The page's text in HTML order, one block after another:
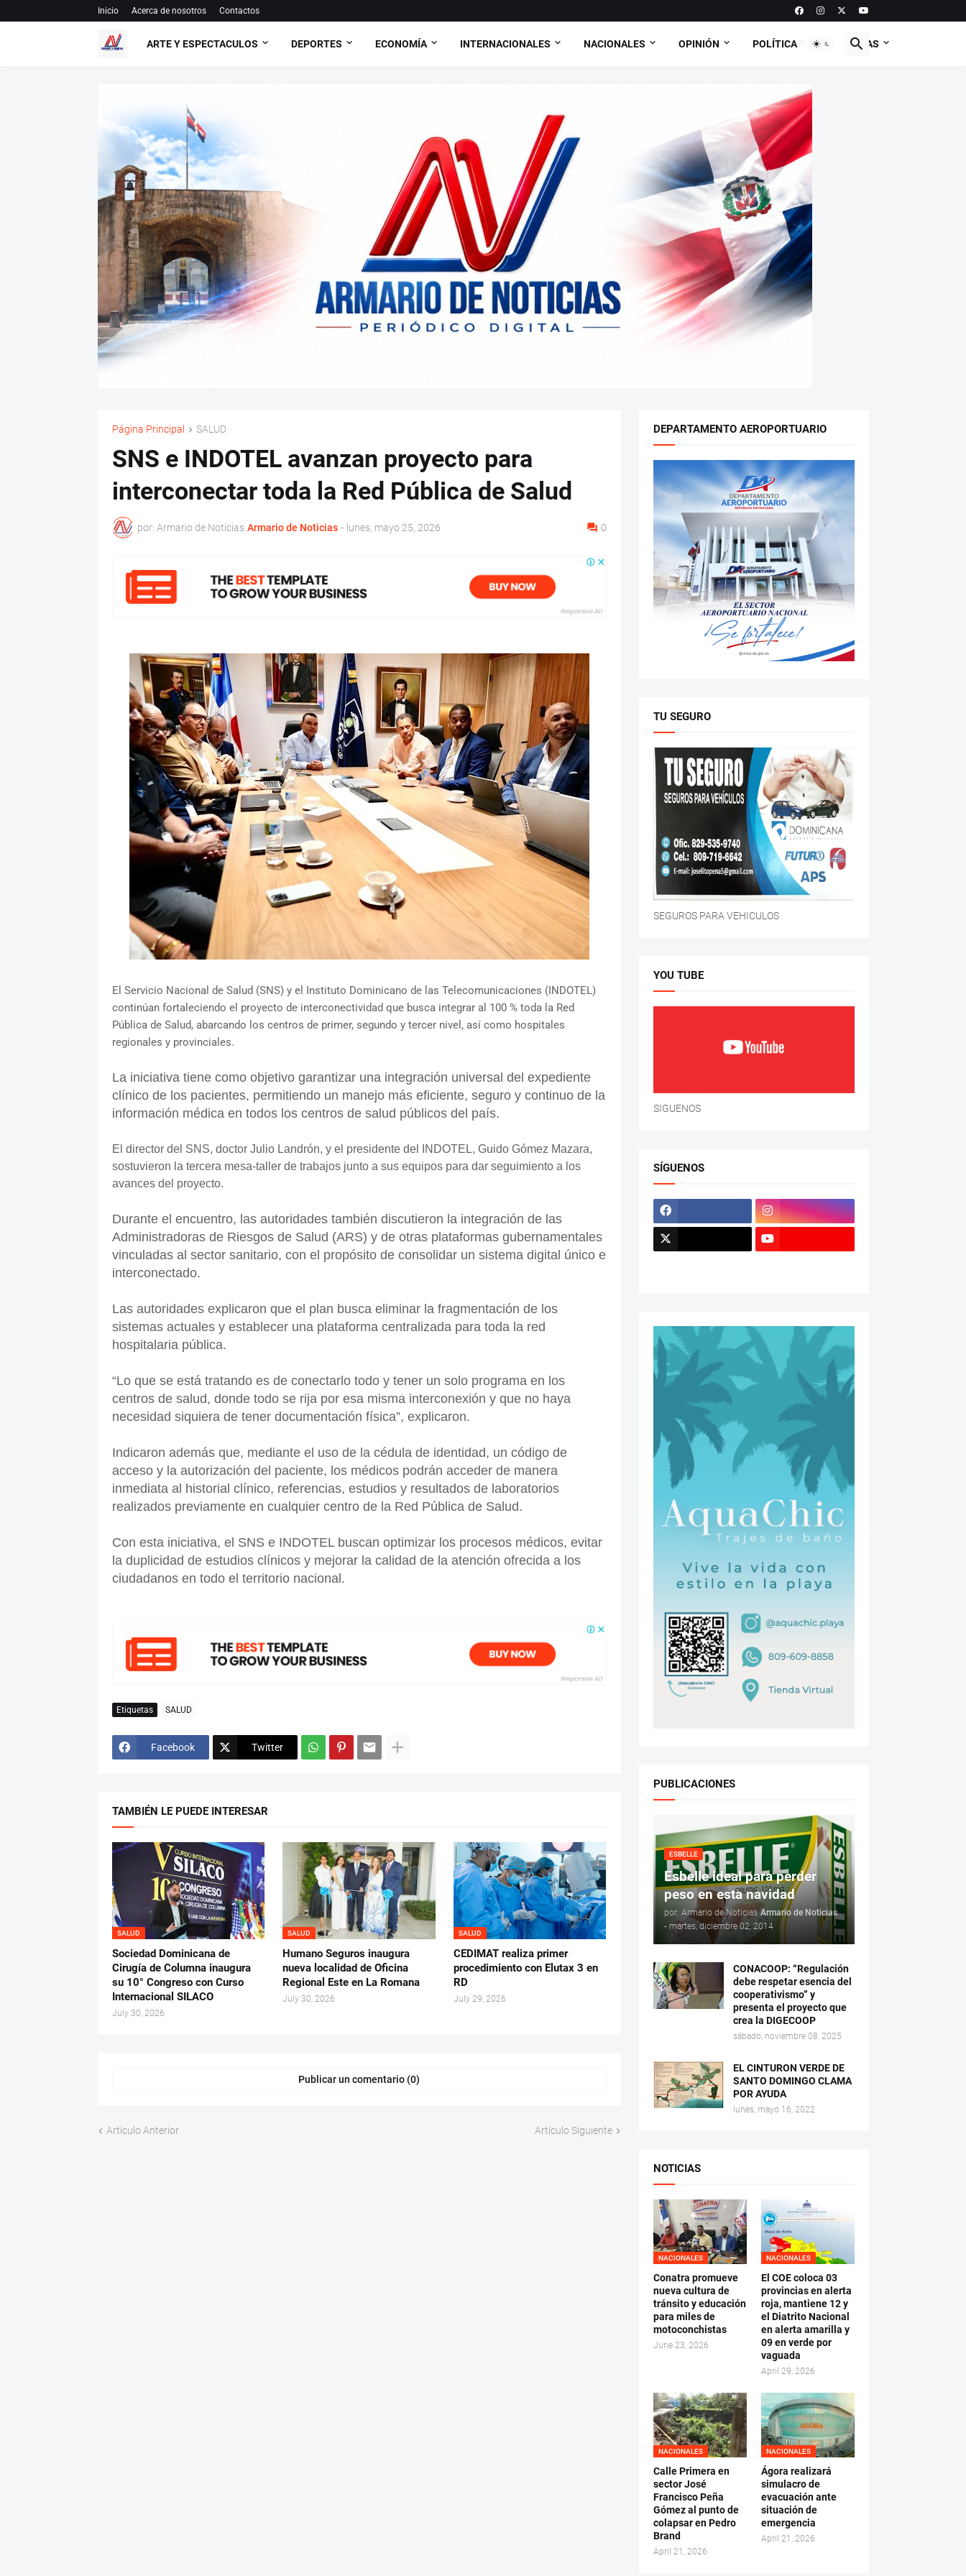
Inicio Acerca de nosotros Contactos
ARTE Y ESPECTACULOS DEPORTES ECONOMÍA INTERNACIONALES NACIONALES OPINIÓN POLÍTICA CURIOSAS
Página Principal SALUD
SNS e INDOTEL avanzan proyecto para
interconectar toda la Red Pública de Salud
por: Armario de Noticias Armario de Noticias - lunes, mayo 25, 2026 0
El Servicio Nacional de Salud (SNS) y el Instituto Dominicano de las Telecomunicaciones (INDOTEL)
continúan fortaleciendo el proyecto de interconectividad que busca integrar al 100 % toda la Red
Pública de Salud, abarcando los centros de primer, segundo y tercer nivel, así como hospitales
regionales y provinciales.
La iniciativa tiene como objetivo garantizar una integración universal del expediente
clínico de los pacientes, permitiendo un manejo más eficiente, seguro y continuo de la
información médica en todos los centros de salud públicos del país.
El director del SNS, doctor Julio Landrón, y el presidente del INDOTEL, Guido Gómez Mazara,
sostuvieron la tercera mesa-taller de trabajos junto a sus equipos para dar seguimiento a los
avances del proyecto.
Durante el encuentro, las autoridades también discutieron la integración de las
Administradoras de Riesgos de Salud (ARS) y de otras plataformas gubernamentales
vinculadas al sector sanitario, con el propósito de consolidar un sistema digital único e
interconectado.
Las autoridades explicaron que el plan busca eliminar la fragmentación de los
sistemas actuales y establecer una plataforma centralizada para toda la red
hospitalaria pública.
“Lo que se está tratando es de conectarlo todo y tener un solo programa en los
centros de salud, donde todo se rija por esa misma interconexión y que no haya
necesidad siquiera de tener documentación física”, explicaron.
Indicaron además que, mediante el uso de la cédula de identidad, un código de
acceso y la autorización del paciente, los médicos podrán acceder de manera
inmediata al historial clínico, referencias, estudios y resultados de laboratorios
realizados previamente en cualquier centro de la Red Pública de Salud.
Con esta iniciativa, el SNS e INDOTEL buscan optimizar los procesos médicos, evitar
la duplicidad de estudios clínicos y mejorar la calidad de la atención ofrecida a los
ciudadanos en todo el territorio nacional.
Etiquetas SALUD
Facebook Twitter
TAMBIÉN LE PUEDE INTERESAR
SALUD
Sociedad Dominicana de
Cirugía de Columna inaugura
su 10° Congreso con Curso
Internacional SILACO
July 30, 2026
SALUD
Humano Seguros inaugura
nueva localidad de Oficina
Regional Este en La Romana
July 30, 2026
SALUD
CEDIMAT realiza primer
procedimiento con Elutax 3 en
RD
July 29, 2026
Publicar un comentario (0)
Artículo Anterior Artículo Siguiente
DEPARTAMENTO AEROPORTUARIO
TU SEGURO
SEGUROS PARA VEHICULOS
YOU TUBE
SIGUENOS
SÍGUENOS
PUBLICACIONES
ESBELLE
Esbelle ideal para perder
peso en esta navidad
por: Armario de Noticias Armario de Noticias
- martes, diciembre 02, 2014
CONACOOP: “Regulación
debe respetar esencia del
cooperativismo” y
presenta el proyecto que
crea la DIGECOOP
sábado, noviembre 08, 2025
EL CINTURON VERDE DE
SANTO DOMINGO CLAMA
POR AYUDA
lunes, mayo 16, 2022
NOTICIAS
NACIONALES
Conatra promueve
nueva cultura de
tránsito y educación
para miles de
motoconchistas
June 23, 2026
NACIONALES
El COE coloca 03
provincias en alerta
roja, mantiene 12 y
el Diatrito Nacional
en alerta amarilla y
09 en verde por
vaguada
April 29, 2026
NACIONALES
Calle Primera en
sector José
Francisco Peña
Gómez al punto de
colapsar en Pedro
Brand
April 21, 2026
NACIONALES
Ágora realizará
simulacro de
evacuación ante
situación de
emergencia
April 21, 2026